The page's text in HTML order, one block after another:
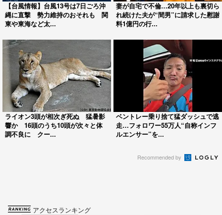
【台風情報】台風13号は7日ごろ沖
縄に直撃 勢力維持のおそれも 関
東や東海など太...
妻が自宅で不倫…20年以上も裏切ら
れ続けた夫が“間男”に請求した慰謝
料1億円の行...
ライオン3頭が相次ぎ死ぬ 猛暑影
響か 16頭のうち10頭が次々と体
調不良に クー...
ベントレー乗り捨て猛ダッシュで逃
走…フォロワー55万人“自称インフ
ルエンサー”を...
Recommended by
アクセスランキング